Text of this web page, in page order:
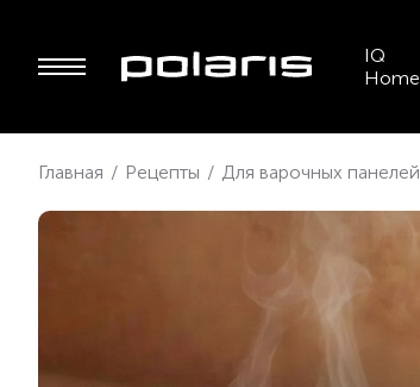
IQ
Home
Главная / Рецепты / Для варочных панелей